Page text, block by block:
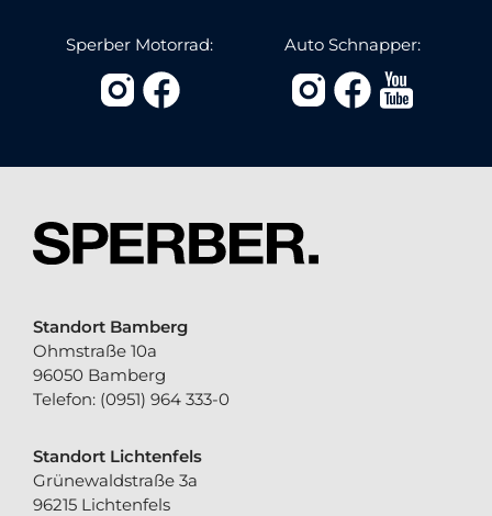
Sperber Motorrad: Auto Schnapper:
Standort Bamberg
Ohmstraße 10a
96050 Bamberg
Telefon: (0951) 964 333-0
Standort Lichtenfels
Grünewaldstraße 3a
96215 Lichtenfels